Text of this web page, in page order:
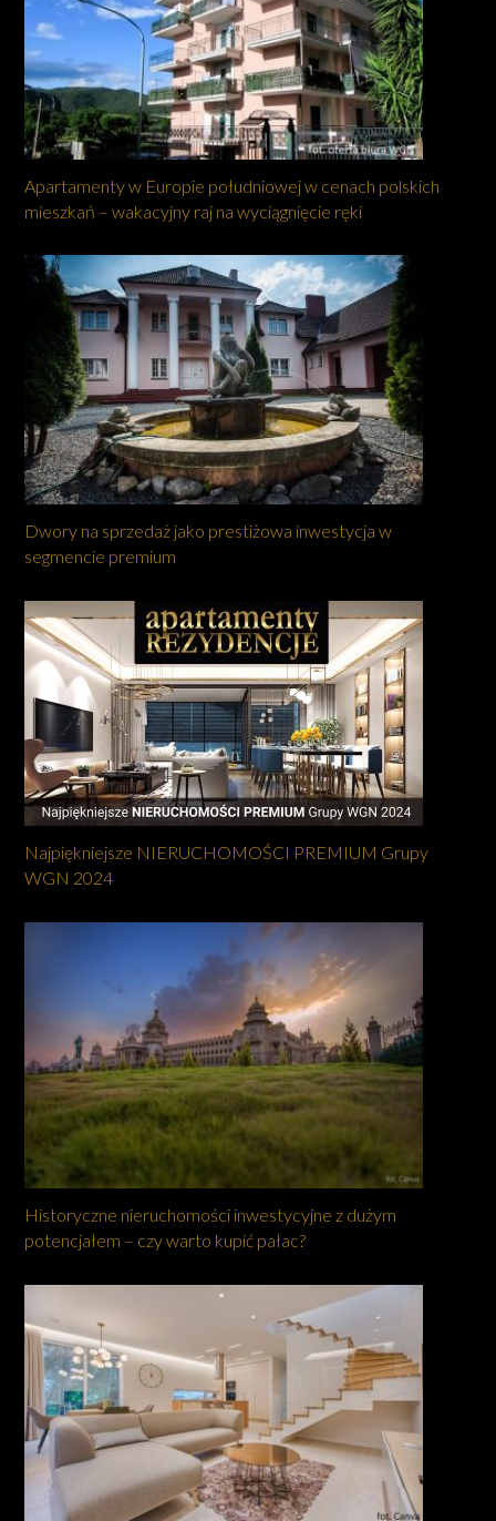
Apartamenty w Europie południowej w cenach polskich
mieszkań – wakacyjny raj na wyciągnięcie ręki
Dwory na sprzedaż jako prestiżowa inwestycja w
segmencie premium
Najpiękniejsze NIERUCHOMOŚCI PREMIUM Grupy
WGN 2024
Historyczne nieruchomości inwestycyjne z dużym
potencjałem – czy warto kupić pałac?